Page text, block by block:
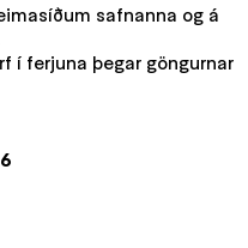
safnanna og á
í ferjuna þegar göngurnar